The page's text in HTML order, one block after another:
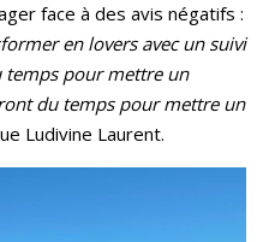
face à des avis négatifs :
en lovers avec un suivi
temps pour mettre un
du temps pour mettre un
Ludivine Laurent.